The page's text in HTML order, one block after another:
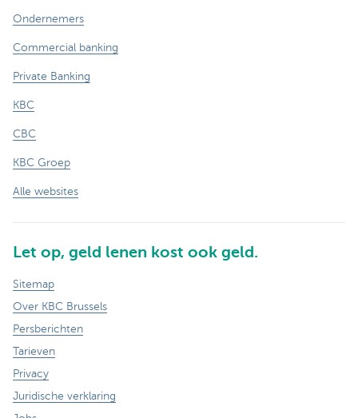
Ondernemers
Commercial banking
Private Banking
KBC
CBC
KBC Groep
Alle websites
Let op, geld lenen kost ook geld.
Sitemap
Over KBC Brussels
Persberichten
Tarieven
Privacy
Juridische verklaring